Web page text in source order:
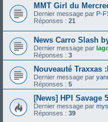
MMT Girl du
Dernier message par P-
Réponses : 21
News Carro Slash
Dernier message par
Réponses : 3
Nouveauté Traxxas
Dernier message par
Réponses : 5
[News] HPI Savage
Dernier message par
Réponses : 39